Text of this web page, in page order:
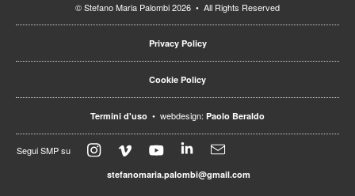
© Stefano Maria Palombi 2026 • All Rights Reserved
Privacy Policy
Cookie Policy
Termini d'uso • webdesign: Paolo Beraldo
Segui SMP su
stefanomaria.palombi@gmail.com